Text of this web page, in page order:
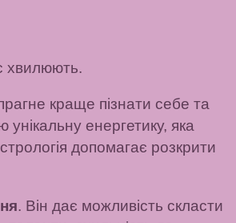
хвилюють.
краще пізнати себе та
енергетику, яка
допомагає розкрити
. Він дає можливість скласти